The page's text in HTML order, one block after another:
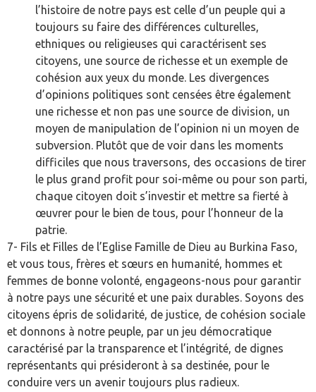
l’histoire de notre pays est celle d’un peuple qui a
toujours su faire des différences culturelles,
ethniques ou religieuses qui caractérisent ses
citoyens, une source de richesse et un exemple de
cohésion aux yeux du monde. Les divergences
d’opinions politiques sont censées être également
une richesse et non pas une source de division, un
moyen de manipulation de l’opinion ni un moyen de
subversion. Plutôt que de voir dans les moments
difficiles que nous traversons, des occasions de tirer
le plus grand profit pour soi-même ou pour son parti,
chaque citoyen doit s’investir et mettre sa fierté à
œuvrer pour le bien de tous, pour l’honneur de la
patrie.
7- Fils et Filles de l’Eglise Famille de Dieu au Burkina Faso,
et vous tous, frères et sœurs en humanité, hommes et
femmes de bonne volonté, engageons-nous pour garantir
à notre pays une sécurité et une paix durables. Soyons des
citoyens épris de solidarité, de justice, de cohésion sociale
et donnons à notre peuple, par un jeu démocratique
caractérisé par la transparence et l’intégrité, de dignes
représentants qui présideront à sa destinée, pour le
conduire vers un avenir toujours plus radieux.